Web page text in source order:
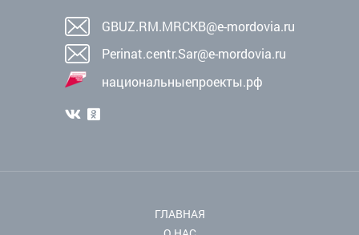
GBUZ.RM.MRCKB@e-mordovia.ru
Perinat.centr.Sar@e-mordovia.ru
национальныепроекты.рф
ГЛАВНАЯ